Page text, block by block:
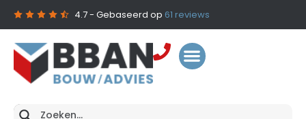
4.7- Gebaseerd op 61 reviews